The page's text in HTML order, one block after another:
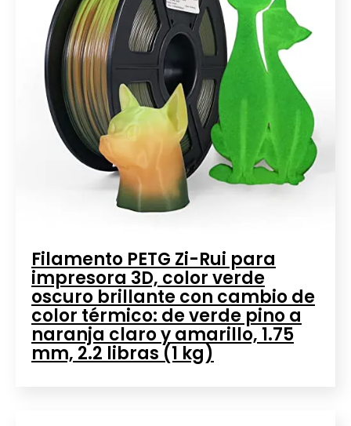
Filamento PETG Zi-Rui para
impresora 3D, color verde
oscuro brillante con cambio de
color térmico: de verde pino a
naranja claro y amarillo, 1.75
mm, 2.2 libras (1 kg)